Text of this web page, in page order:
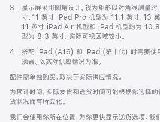
脚
3.
显示屏采用圆角设计。视为矩形以对角线测量
寸，11 英寸 iPad Pro 机型为 11.1 英寸，13
11 英寸 iPad Air 机型和 iPad 机型均为
型为 8.3 英寸。实际可视区域较小。
脚
4.
搭配 iPad (A16) 和 iPad (第十代) 时需要
换器。以实际供应情况为准。
配件需单独购买，取决于实际供应情况。
为预计时间，实际发货和送货时间可能根据你选择
货状况而有所变化。
我们会使用你所在位置，为你更快显示送货选项。